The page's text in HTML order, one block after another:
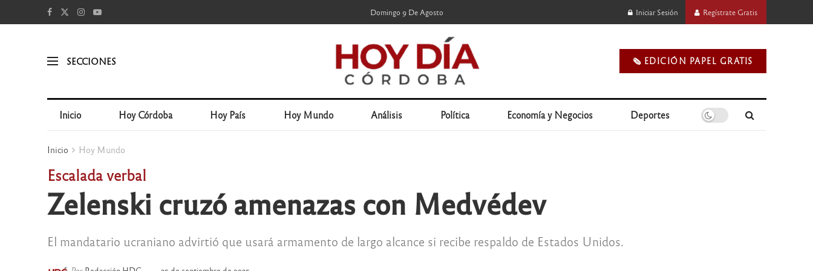
Domingo 9 De Agosto Iniciar Sesión Regístrate Gratis
SECCIONES 🗞️ EDICIÓN PAPEL GRATIS
Inicio Hoy Córdoba Hoy País Hoy Mundo Análisis Política Economía y Negocios Deportes
Inicio Hoy Mundo
Escalada verbal
Zelenski cruzó amenazas con Medvédev
El mandatario ucraniano advirtió que usará armamento de largo alcance si recibe respaldo de Estados Unidos.